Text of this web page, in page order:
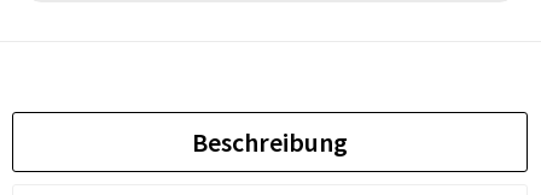
Beschreibung